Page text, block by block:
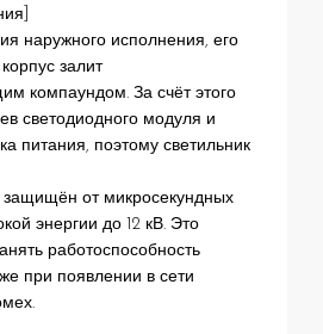
наружного исполнения, его
залит
компаундом. За счёт этого
светодиодного модуля и
питания, поэтому светильник
защищён от микросекундных
энергии до 12 кВ. Это
работоспособность
при появлении в сети